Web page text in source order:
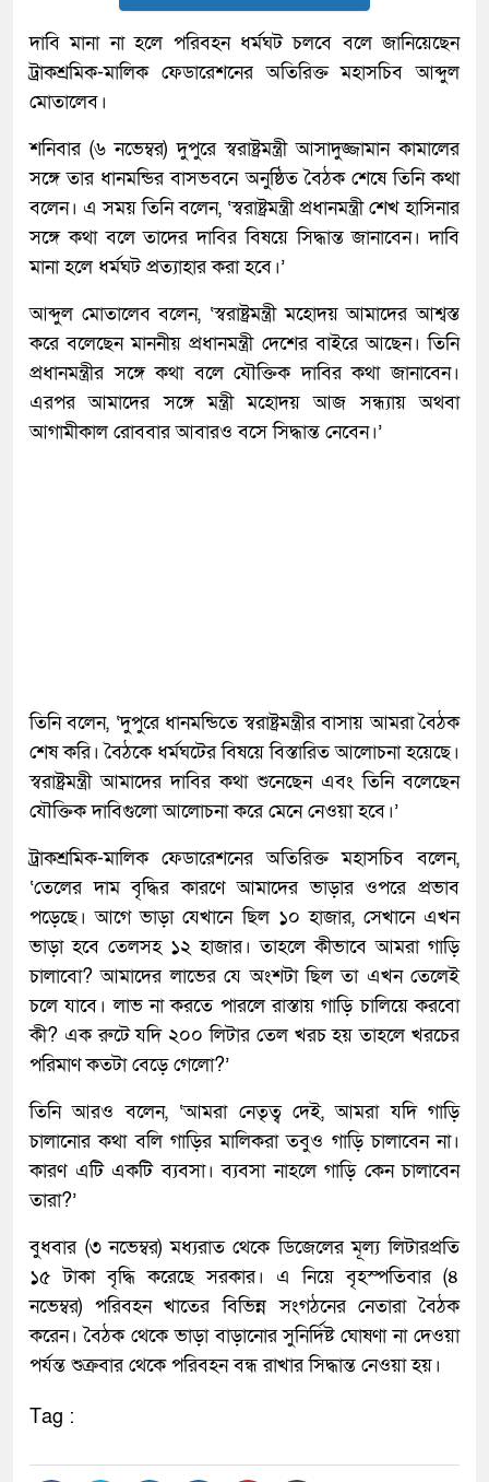
দাবি মানা না হলে পরিবহন ধর্মঘট চলবে বলে জানিয়েছেন
ট্রাকশ্রমিক-মালিক ফেডারেশনের অতিরিক্ত মহাসচিব আব্দুল
মোতালেব।
শনিবার (৬ নভেম্বর) দুপুরে স্বরাষ্ট্রমন্ত্রী আসাদুজ্জামান কামালের
সঙ্গে তার ধানমন্ডির বাসভবনে অনুষ্ঠিত বৈঠক শেষে তিনি কথা
বলেন। এ সময় তিনি বলেন, ‘স্বরাষ্ট্রমন্ত্রী প্রধানমন্ত্রী শেখ হাসিনার
সঙ্গে কথা বলে তাদের দাবির বিষয়ে সিদ্ধান্ত জানাবেন। দাবি
মানা হলে ধর্মঘট প্রত্যাহার করা হবে।’
আব্দুল মোতালেব বলেন, ‘স্বরাষ্ট্রমন্ত্রী মহোদয় আমাদের আশ্বস্ত
করে বলেছেন মাননীয় প্রধানমন্ত্রী দেশের বাইরে আছেন। তিনি
প্রধানমন্ত্রীর সঙ্গে কথা বলে যৌক্তিক দাবির কথা জানাবেন।
এরপর আমাদের সঙ্গে মন্ত্রী মহোদয় আজ সন্ধ্যায় অথবা
আগামীকাল রোববার আবারও বসে সিদ্ধান্ত নেবেন।’
তিনি বলেন, ‘দুপুরে ধানমন্ডিতে স্বরাষ্ট্রমন্ত্রীর বাসায় আমরা বৈঠক
শেষ করি। বৈঠকে ধর্মঘটের বিষয়ে বিস্তারিত আলোচনা হয়েছে।
স্বরাষ্ট্রমন্ত্রী আমাদের দাবির কথা শুনেছেন এবং তিনি বলেছেন
যৌক্তিক দাবিগুলো আলোচনা করে মেনে নেওয়া হবে।’
ট্রাকশ্রমিক-মালিক ফেডারেশনের অতিরিক্ত মহাসচিব বলেন,
‘তেলের দাম বৃদ্ধির কারণে আমাদের ভাড়ার ওপরে প্রভাব
পড়েছে। আগে ভাড়া যেখানে ছিল ১০ হাজার, সেখানে এখন
ভাড়া হবে তেলসহ ১২ হাজার। তাহলে কীভাবে আমরা গাড়ি
চালাবো? আমাদের লাভের যে অংশটা ছিল তা এখন তেলেই
চলে যাবে। লাভ না করতে পারলে রাস্তায় গাড়ি চালিয়ে করবো
কী? এক রুটে যদি ২০০ লিটার তেল খরচ হয় তাহলে খরচের
পরিমাণ কতটা বেড়ে গেলো?’
তিনি আরও বলেন, ‘আমরা নেতৃত্ব দেই, আমরা যদি গাড়ি
চালানোর কথা বলি গাড়ির মালিকরা তবুও গাড়ি চালাবেন না।
কারণ এটি একটি ব্যবসা। ব্যবসা নাহলে গাড়ি কেন চালাবেন
তারা?’
বুধবার (৩ নভেম্বর) মধ্যরাত থেকে ডিজেলের মূল্য লিটারপ্রতি
১৫ টাকা বৃদ্ধি করেছে সরকার। এ নিয়ে বৃহস্পতিবার (৪
নভেম্বর) পরিবহন খাতের বিভিন্ন সংগঠনের নেতারা বৈঠক
করেন। বৈঠক থেকে ভাড়া বাড়ানোর সুনির্দিষ্ট ঘোষণা না দেওয়া
পর্যন্ত শুক্রবার থেকে পরিবহন বন্ধ রাখার সিদ্ধান্ত নেওয়া হয়।
Tag :